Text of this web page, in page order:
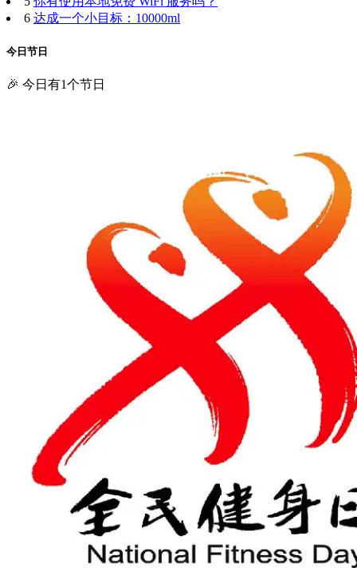
6 达成一个小目标：10000ml
今日节日
🎉 今日有1个节日